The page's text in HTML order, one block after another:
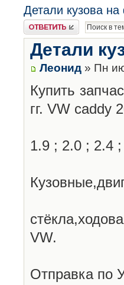
Детали кузова
Ответить
Детали
Леонид » Пн
Купить
гг. VW caddy
1.9 ; 2.0 ; 2.4
VW.
Отправка по